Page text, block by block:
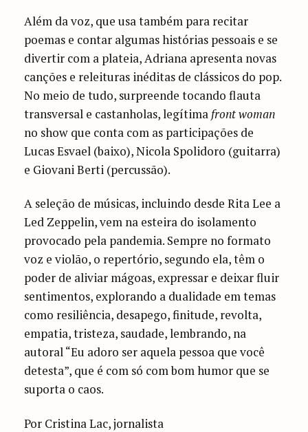
Além da voz, que usa também para recitar
poemas e contar algumas histórias pessoais e se
divertir com a plateia, Adriana apresenta novas
canções e releituras inéditas de clássicos do pop.
No meio de tudo, surpreende tocando flauta
transversal e castanholas, legítima front woman
no show que conta com as participações de
Lucas Esvael (baixo), Nicola Spolidoro (guitarra)
e Giovani Berti (percussão).
A seleção de músicas, incluindo desde Rita Lee a
Led Zeppelin, vem na esteira do isolamento
provocado pela pandemia. Sempre no formato
voz e violão, o repertório, segundo ela, têm o
poder de aliviar mágoas, expressar e deixar fluir
sentimentos, explorando a dualidade em temas
como resiliência, desapego, finitude, revolta,
empatia, tristeza, saudade, lembrando, na
autoral “Eu adoro ser aquela pessoa que você
detesta”, que é com só com bom humor que se
suporta o caos.
Por Cristina Lac, jornalista